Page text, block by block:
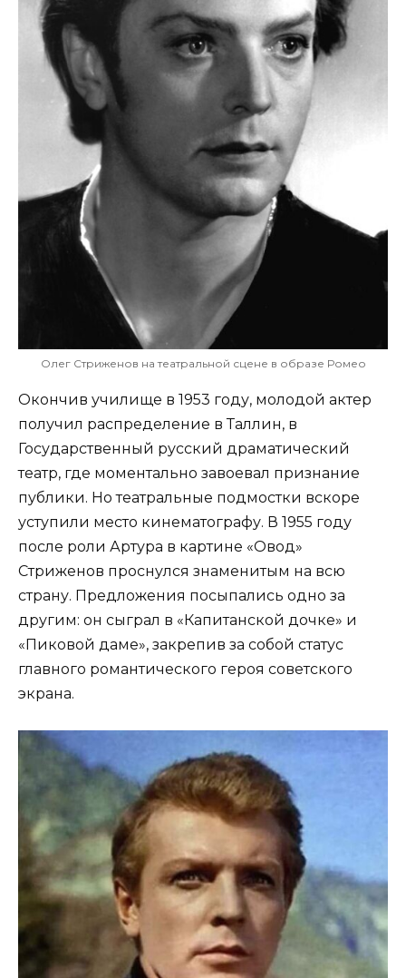
Олег Стриженов на театральной сцене в образе Ромео
Окончив училище в 1953 году, молодой актер
получил распределение в Таллин, в
Государственный русский драматический
театр, где моментально завоевал признание
публики. Но театральные подмостки вскоре
уступили место кинематографу. В 1955 году
после роли Артура в картине «Овод»
Стриженов проснулся знаменитым на всю
страну. Предложения посыпались одно за
другим: он сыграл в «Капитанской дочке» и
«Пиковой даме», закрепив за собой статус
главного романтического героя советского
экрана.